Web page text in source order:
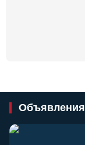
Объявления